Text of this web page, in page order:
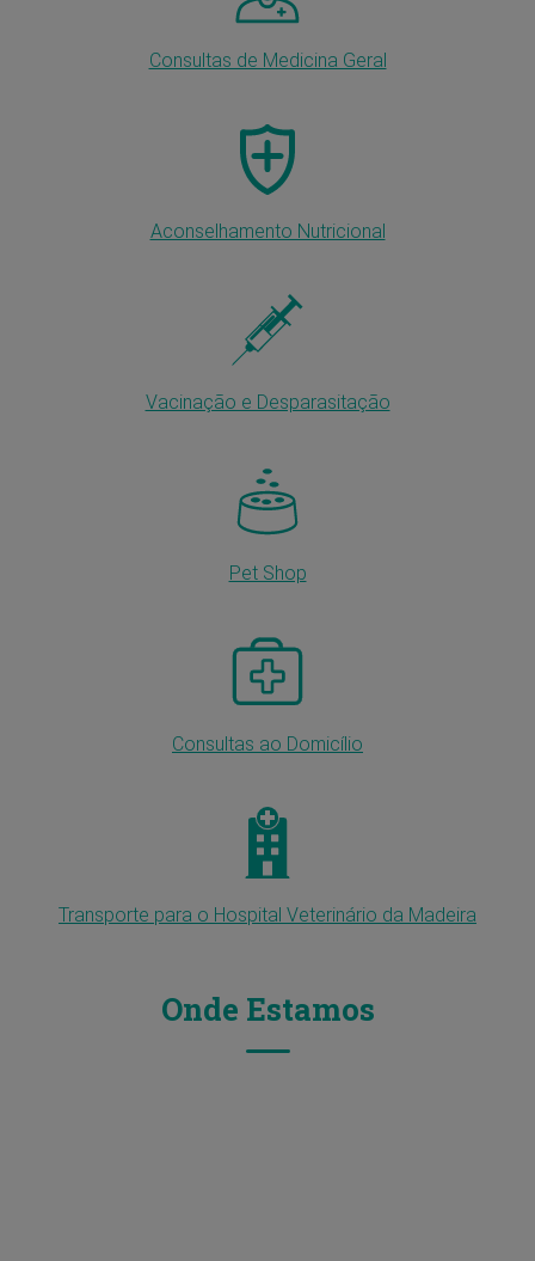
Consultas de Medicina Geral
Aconselhamento Nutricional
Vacinação e Desparasitação
Pet Shop
Consultas ao Domicílio
Transporte para o Hospital Veterinário da Madeira
Onde Estamos